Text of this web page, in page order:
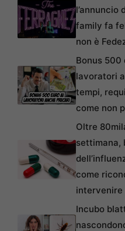
l’annuncio
family fa
non è
Bonus 500
lavoratori
tempi,
come non
Oltre
settimana,
come
intervenire
Incubo